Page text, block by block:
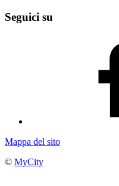
Seguici su
Mappa del sito
© MyCity